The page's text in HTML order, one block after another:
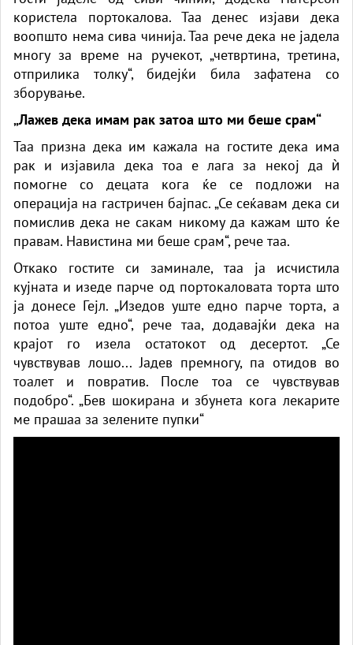
користела портокалова. Таа денес изјави дека
воопшто нема сива чинија. Таа рече дека не јадела
многу за време на ручекот, „четвртина, третина,
отприлика толку“, бидејќи била зафатена со
зборување.
„Лажев дека имам рак затоа што ми беше срам“
Таа призна дека им кажала на гостите дека има
рак и изјавила дека тоа е лага за некој да ѝ
помогне со децата кога ќе се подложи на
операција на гастричен бајпас. „Се сеќавам дека си
помислив дека не сакам никому да кажам што ќе
правам. Навистина ми беше срам“, рече таа.
Откако гостите си заминале, таа ја исчистила
кујната и изеде парче од портокаловата торта што
ја донесе Гејл. „Изедов уште едно парче торта, а
потоа уште едно“, рече таа, додавајќи дека на
крајот го изела остатокот од десертот. „Се
чувствував лошо... Јадев премногу, па отидов во
тоалет и повратив. После тоа се чувствував
подобро“. „Бев шокирана и збунета кога лекарите
ме прашаа за зелените пупки“